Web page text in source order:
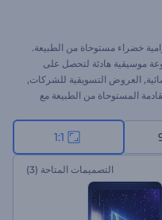
خضراء مستوحاة من الطبيعة.
موسيقية هادئة لتحصل على
العروض التسويقية للشركات,
المستوحاة من الطبيعة مع
1:1
التصميمات المتاحة (3)